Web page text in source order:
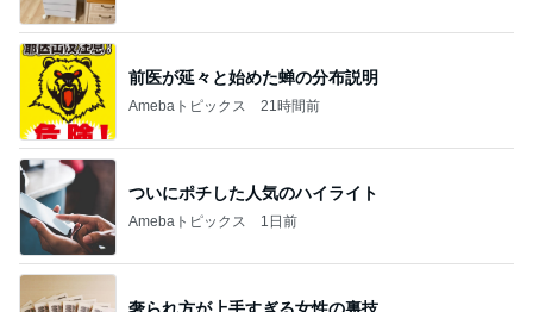
前医が延々と始めた蝉の分布説明
Amebaトピックス 21時間前
ついにポチした人気のハイライト
Amebaトピックス 1日前
奢られ方が上手すぎる女性の裏技